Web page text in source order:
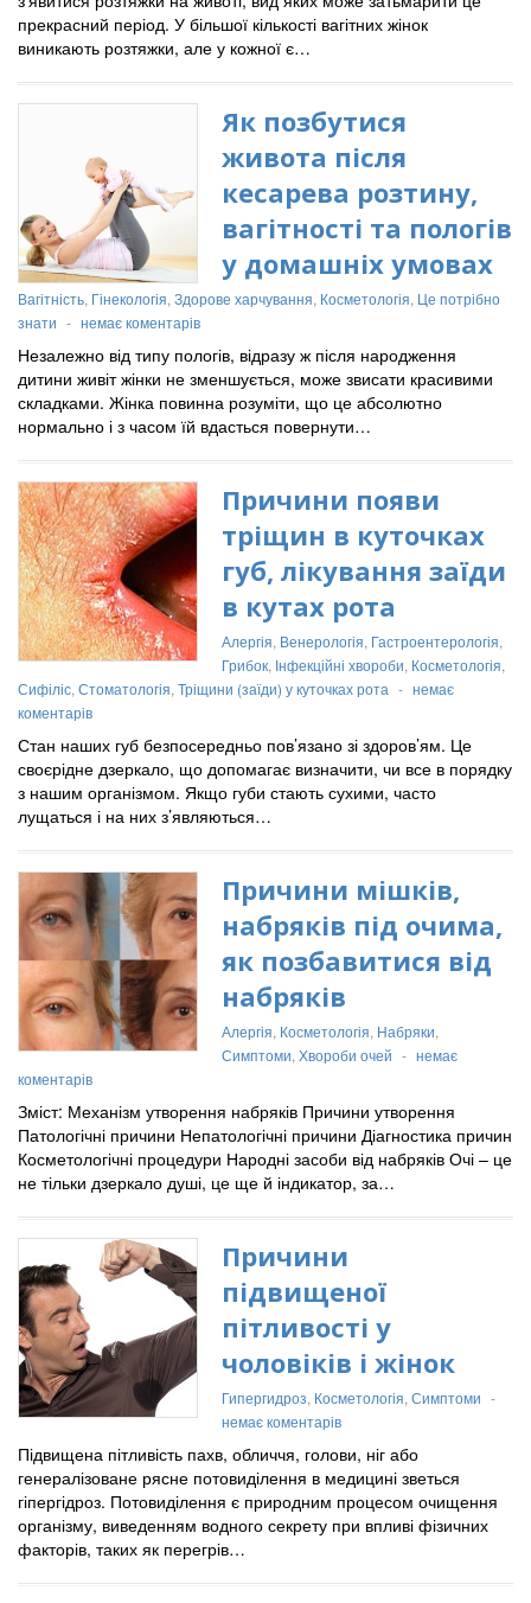
прекрасний період. У більшої кількості вагітних жінок
виникають розтяжки, але у кожної є…
Як позбутися
живота після
кесарева розтину,
вагітності та пологів
у домашніх умовах
Вагітність, Гінекологія, Здорове харчування, Косметологія, Це потрібно
знати - немає коментарів
Незалежно від типу пологів, відразу ж після народження
дитини живіт жінки не зменшується, може звисати красивими
складками. Жінка повинна розуміти, що це абсолютно
нормально і з часом їй вдасться повернути…
Причини появи
тріщин в куточках
губ, лікування заїди
в кутах рота
Алергія, Венерологія, Гастроентерологія,
Грибок, Інфекційні хвороби, Косметологія,
Сифіліс, Стоматологія, Тріщини (заїди) у куточках рота - немає
коментарів
Стан наших губ безпосередньо пов’язано зі здоров’ям. Це
своєрідне дзеркало, що допомагає визначити, чи все в порядку
з нашим організмом. Якщо губи стають сухими, часто
лущаться і на них з’являються…
Причини мішків,
набряків під очима,
як позбавитися від
набряків
Алергія, Косметологія, Набряки,
Симптоми, Хвороби очей - немає
коментарів
Зміст: Механізм утворення набряків Причини утворення
Патологічні причини Непатологічні причини Діагностика причин
Косметологічні процедури Народні засоби від набряків Очі – це
не тільки дзеркало душі, це ще й індикатор, за…
Причини
підвищеної
пітливості у
чоловіків і жінок
Гипергидроз, Косметологія, Симптоми -
немає коментарів
Підвищена пітливість пахв, обличчя, голови, ніг або
генералізоване рясне потовиділення в медицині зветься
гіпергідроз. Потовиділення є природним процесом очищення
організму, виведенням водного секрету при впливі фізичних
факторів, таких як перегрів…